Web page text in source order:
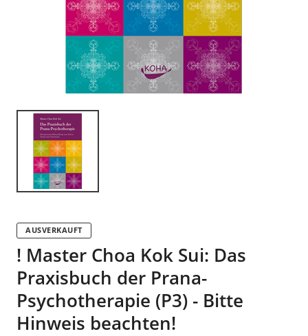
AUSVERKAUFT
! Master Choa Kok Sui: Das
Praxisbuch der Prana-
Psychotherapie (P3) - Bitte
Hinweis beachten!